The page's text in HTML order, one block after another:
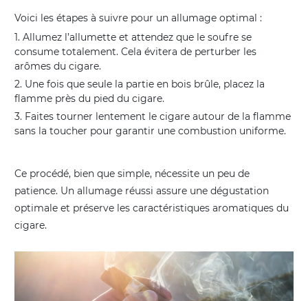
Voici les étapes à suivre pour un allumage optimal :
Allumez l’allumette et attendez que le soufre se
consume totalement. Cela évitera de perturber les
arômes du cigare.
Une fois que seule la partie en bois brûle, placez la
flamme près du pied du cigare.
Faites tourner lentement le cigare autour de la flamme
sans la toucher pour garantir une combustion uniforme.
Ce procédé, bien que simple, nécessite un peu de
patience. Un allumage réussi assure une dégustation
optimale et préserve les caractéristiques aromatiques du
cigare.